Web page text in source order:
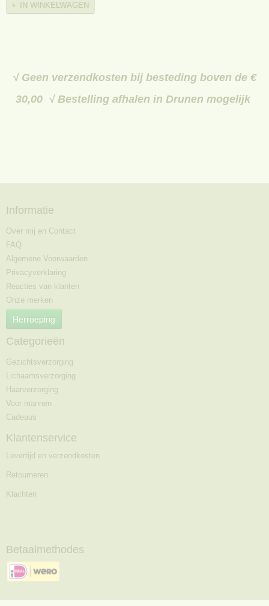
IN WINKELWAGEN
√ Geen verzendkosten bij besteding boven de €
30,00 √ Bestelling afhalen in Drunen mogelijk
Informatie
Over mij en Contact
FAQ
Algemene Voorwaarden
Privacyverklaring
Reacties van klanten
Onze merken
Herroeping
Categorieën
Gezichtsverzorging
Lichaamsverzorging
Haarverzorging
Voor mannen
Cadeaus
Klantenservice
Levertijd en verzendkosten
Retourneren
Klachten
Betaalmethodes